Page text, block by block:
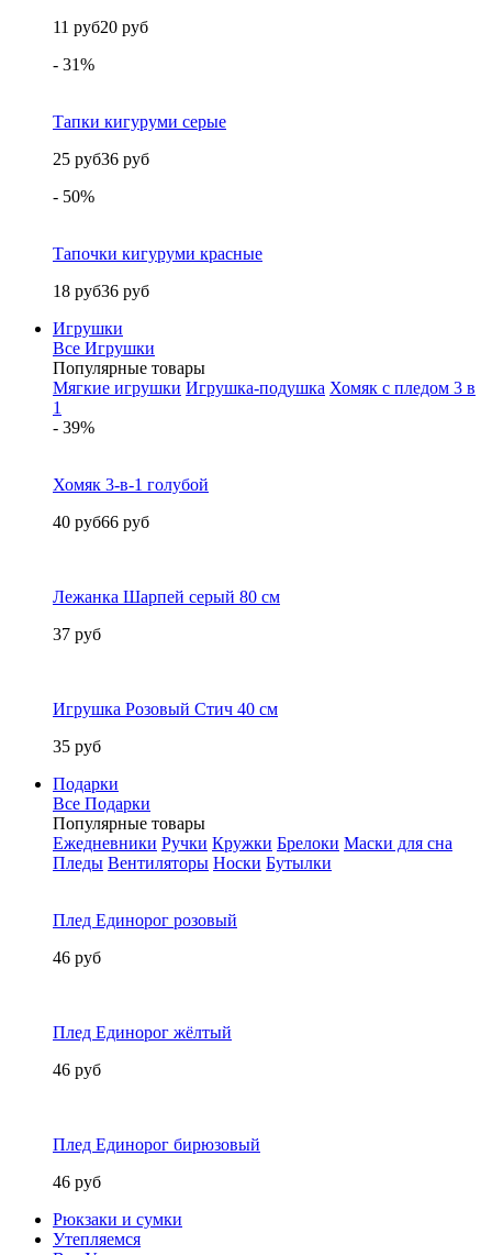
11 руб20 руб
- 31%
Тапки кигуруми серые
25 руб36 руб
- 50%
Тапочки кигуруми красные
18 руб36 руб
Игрушки
Все Игрушки
Популярные товары
Мягкие игрушки Игрушка-подушка Хомяк с пледом 3 в
1
- 39%
Хомяк 3-в-1 голубой
40 руб66 руб
Лежанка Шарпей серый 80 см
37 руб
Игрушка Розовый Стич 40 см
35 руб
Подарки
Все Подарки
Популярные товары
Ежедневники Ручки Кружки Брелоки Маски для сна
Пледы Вентиляторы Носки Бутылки
Плед Единорог розовый
46 руб
Плед Единорог жёлтый
46 руб
Плед Единорог бирюзовый
46 руб
Рюкзаки и сумки
Утепляемся